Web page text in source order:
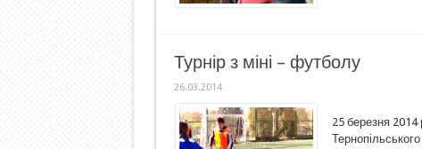
Турнір з міні – футболу
26.03.2014
25 березня